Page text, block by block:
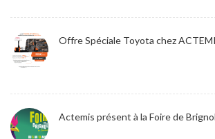
Offre Spéciale Toyota chez
Actemis présent à la Foire de